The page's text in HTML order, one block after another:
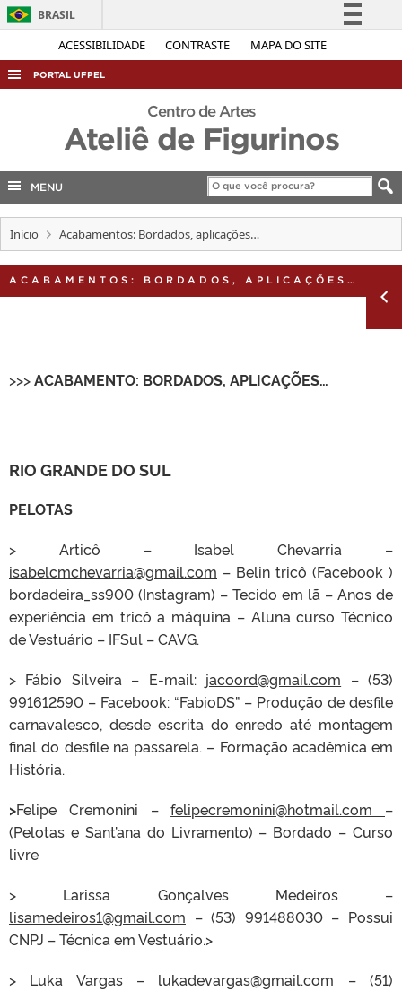
ACESSIBILIDADE CONTRASTE MAPA DO SITE
BRASIL
Simplifique!
Acesso à informação
Legislação
Canais
PORTAL UFPEL
ACESSO À INFORMAÇÃO
AUDITORIA
Centro de Artes
Ateliê de Figurinos
MENU
Início Acabamentos: Bordados, aplicações…
ACABAMENTOS: BORDADOS, APLICAÇÕES…
>>>ACABAMENTO: BORDADOS, APLICAÇÕES…
RIO GRANDE DO SUL
PELOTAS
> Articô – Isabel Chevarria –
isabelcmchevarria@gmail.com – Belin tricô (Facebook )
bordadeira_ss900 (Instagram) – Tecido em lã – Anos de
experiência em tricô a máquina – Aluna curso Técnico
de Vestuário – IFSul – CAVG.
> Fábio Silveira – E-mail: jacoord@gmail.com – (53)
991612590 – Facebook: “FabioDS” – Produção de desfile
carnavalesco, desde escrita do enredo até montagem
final do desfile na passarela. – Formação acadêmica em
História.
>Felipe Cremonini –felipecremonini@hotmail.com –
(Pelotas e Sant’ana do Livramento) – Bordado – Curso
livre
> Larissa Gonçalves Medeiros –
lisamedeiros1@gmail.com – (53) 991488030 – Possui
CNPJ – Técnica em Vestuário.>
> Luka Vargas – lukadevargas@gmail.com – (51)